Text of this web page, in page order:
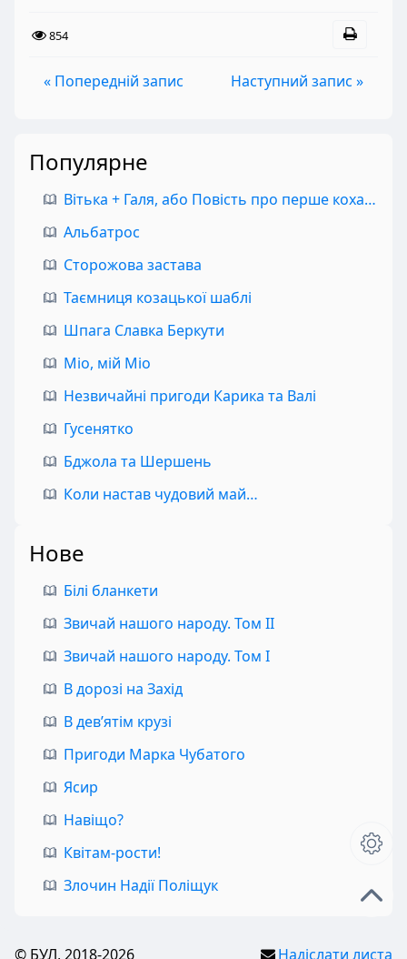
854
« Попередній запис Наступний запис »
Популярне
Вітька + Галя, або Повість про перше кохання
Альбатрос
Сторожова застава
Таємниця козацької шаблі
Шпага Славка Беркути
Міо, мій Міо
Незвичайні пригоди Карика та Валі
Гусенятко
Бджола та Шершень
Коли настав чудовий май…
Нове
Білі бланкети
Звичай нашого народу. Том II
Звичай нашого народу. Том I
В дорозі на Захід
В дев’ятім крузі
Пригоди Марка Чубатого
Ясир
Навіщо?
Квітам-рости!
Злочин Надії Поліщук
© БУЛ, 2018-2026 Надіслати листа